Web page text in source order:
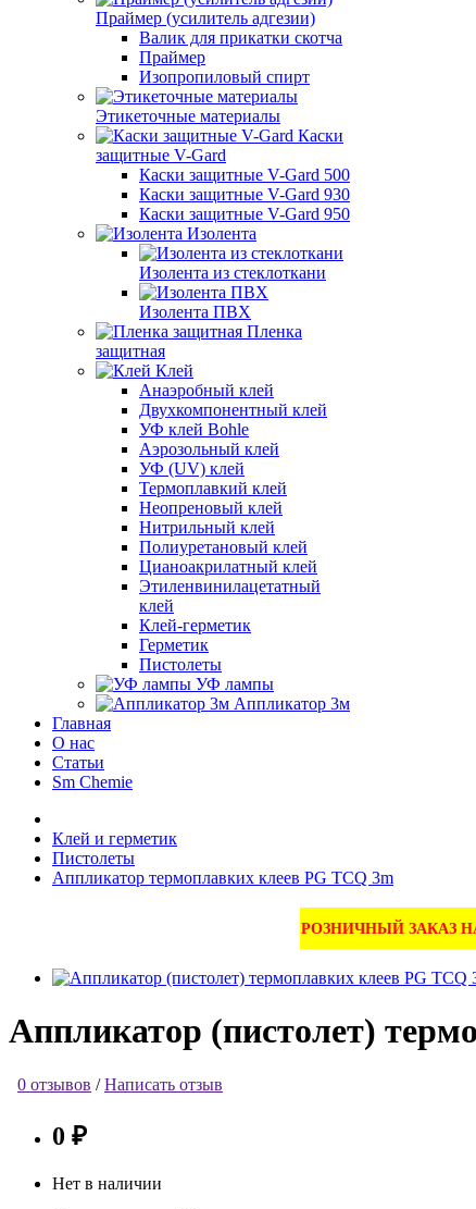
Праймер (усилитель адгезии)
Валик для прикатки скотча
Праймер
Изопропиловый спирт
Этикеточные материалы
Каски
защитные V-Gard
Каски защитные V-Gard 500
Каски защитные V-Gard 930
Каски защитные V-Gard 950
Изолента
Изолента из стеклоткани
Изолента ПВХ
Пленка
защитная
Клей
Анаэробный клей
Двухкомпонентный клей
УФ клей Bohle
Аэрозольный клей
УФ (UV) клей
Термоплавкий клей
Неопреновый клей
Нитрильный клей
Полиуретановый клей
Цианоакрилатный клей
Этиленвинилацетатный
клей
Клей-герметик
Герметик
Пистолеты
УФ лампы
Аппликатор 3м
Главная
О нас
Статьи
Sm Chemie
Клей и герметик
Пистолеты
Аппликатор термоплавких клеев PG TCQ 3m
РОЗНИЧНЫЙ ЗАКАЗ
Аппликатор (пистолет)
0 отзывов /Написать отзыв
0 ₽
Нет в наличии